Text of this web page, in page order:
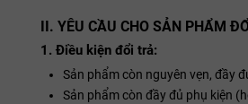
II. YÊU CẦU CHO SẢN PHẨM
1. Điều kiện đổi trả:
Sản phẩm còn nguyên vẹn, đầy
Sản phẩm còn đầy đủ phụ kiện